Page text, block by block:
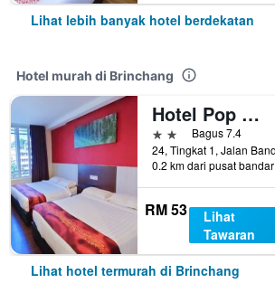
Lihat lebih banyak hotel berdekatan
Hotel murah di Brinchang
Hotel Pop Ash
2 bintangBagus 7.4
0.2 km dari pusat bandar
RM 53
Lihat
Tawaran
Lihat hotel termurah di Brinchang